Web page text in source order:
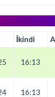
İkindi
16:13
16:13